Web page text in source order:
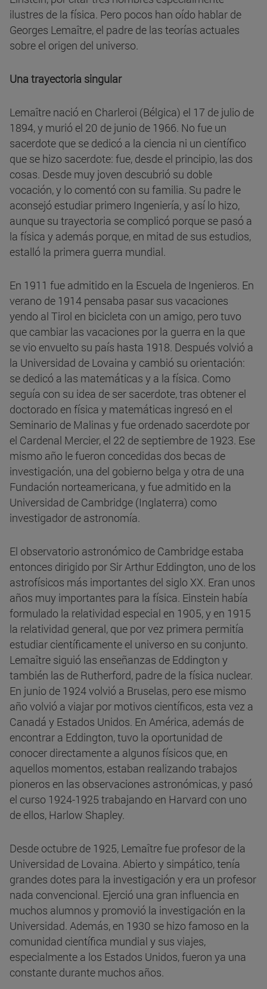
ilustres de la física. Pero pocos han oído hablar de
Georges Lemaître, el padre de las teorías actuales
sobre el origen del universo.
Una trayectoria singular
Lemaître nació en Charleroi (Bélgica) el 17 de julio de
1894, y murió el 20 de junio de 1966. No fue un
sacerdote que se dedicó a la ciencia ni un científico
que se hizo sacerdote: fue, desde el principio, las dos
cosas. Desde muy joven descubrió su doble
vocación, y lo comentó con su familia. Su padre le
aconsejó estudiar primero Ingeniería, y así lo hizo,
aunque su trayectoria se complicó porque se pasó a
la física y además porque, en mitad de sus estudios,
estalló la primera guerra mundial.
En 1911 fue admitido en la Escuela de Ingenieros. En
verano de 1914 pensaba pasar sus vacaciones
yendo al Tirol en bicicleta con un amigo, pero tuvo
que cambiar las vacaciones por la guerra en la que
se vio envuelto su país hasta 1918. Después volvió a
la Universidad de Lovaina y cambió su orientación:
se dedicó a las matemáticas y a la física. Como
seguía con su idea de ser sacerdote, tras obtener el
doctorado en física y matemáticas ingresó en el
Seminario de Malinas y fue ordenado sacerdote por
el Cardenal Mercier, el 22 de septiembre de 1923. Ese
mismo año le fueron concedidas dos becas de
investigación, una del gobierno belga y otra de una
Fundación norteamericana, y fue admitido en la
Universidad de Cambridge (Inglaterra) como
investigador de astronomía.
El observatorio astronómico de Cambridge estaba
entonces dirigido por Sir Arthur Eddington, uno de los
astrofísicos más importantes del siglo XX. Eran unos
años muy importantes para la física. Einstein había
formulado la relatividad especial en 1905, y en 1915
la relatividad general, que por vez primera permitía
estudiar científicamente el universo en su conjunto.
Lemaître siguió las enseñanzas de Eddington y
también las de Rutherford, padre de la física nuclear.
En junio de 1924 volvió a Bruselas, pero ese mismo
año volvió a viajar por motivos científicos, esta vez a
Canadá y Estados Unidos. En América, además de
encontrar a Eddington, tuvo la oportunidad de
conocer directamente a algunos físicos que, en
aquellos momentos, estaban realizando trabajos
pioneros en las observaciones astronómicas, y pasó
el curso 1924-1925 trabajando en Harvard con uno
de ellos, Harlow Shapley.
Desde octubre de 1925, Lemaître fue profesor de la
Universidad de Lovaina. Abierto y simpático, tenía
grandes dotes para la investigación y era un profesor
nada convencional. Ejerció una gran influencia en
muchos alumnos y promovió la investigación en la
Universidad. Además, en 1930 se hizo famoso en la
comunidad científica mundial y sus viajes,
especialmente a los Estados Unidos, fueron ya una
constante durante muchos años.